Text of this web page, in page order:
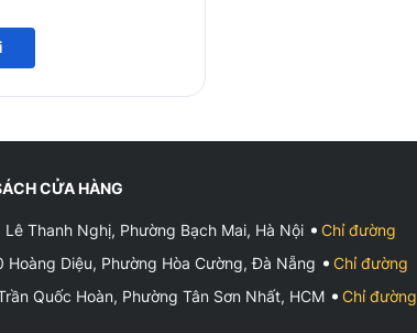
CỬA HÀNG
Lê Thanh Nghị, Phường Bạch Mai, Hà Nội
Chỉ đường
Hoàng Diệu, Phường Hòa Cường, Đà Nẵng
Chỉ đường
Quốc Hoàn, Phường Tân Sơn Nhất, HCM
Chỉ đường